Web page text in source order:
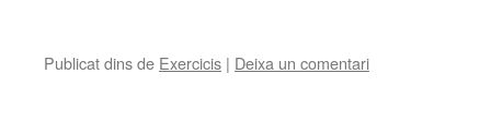
Publicat dins de Exercicis | Deixa un comentari